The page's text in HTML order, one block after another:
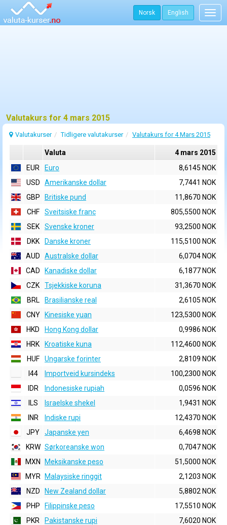
Norsk English
Valutakurs for 4 mars 2015
Valutakurser Tidligere valutakurser Valutakurs for 4 Mars 2015
Valuta
4 mars 2015
EUR
Euro
8,6145 NOK
USD
Amerikanske dollar
7,7441 NOK
GBP
Britiske pund
11,8670 NOK
CHF
Sveitsiske franc
805,5500 NOK
SEK
Svenske kroner
93,2500 NOK
DKK
Danske kroner
115,5100 NOK
AUD
Australske dollar
6,0704 NOK
CAD
Kanadiske dollar
6,1877 NOK
CZK
Tsjekkiske koruna
31,3670 NOK
BRL
Brasilianske real
2,6105 NOK
CNY
Kinesiske yuan
123,5300 NOK
HKD
Hong Kong dollar
0,9986 NOK
HRK
Kroatiske kuna
112,4600 NOK
HUF
Ungarske forinter
2,8109 NOK
I44
Importveid kursindeks
100,2300 NOK
IDR
Indonesiske rupiah
0,0596 NOK
ILS
Israelske shekel
1,9431 NOK
INR
Indiske rupi
12,4370 NOK
JPY
Japanske yen
6,4698 NOK
KRW Sørkoreanske won
0,7047 NOK
MXN
Meksikanske peso
51,5000 NOK
MYR
Malaysiske ringgit
2,1203 NOK
NZD
New Zealand dollar
5,8802 NOK
PHP
Filippinske peso
17,5510 NOK
PKR
Pakistanske rupi
7,6020 NOK